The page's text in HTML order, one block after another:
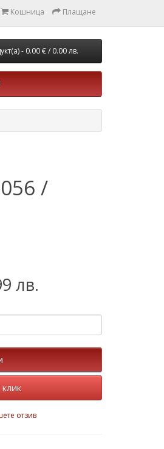
Кошница Плащане
- 0.00 €/ 0.00 лв.
/
лв.
отзив